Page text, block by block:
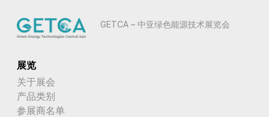
GETCA – 中亚绿色能源技术展览会
展览
关于展会
产品类别
参展商名单